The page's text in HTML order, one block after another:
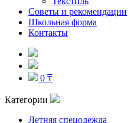
Советы и рекомендации
Школьная форма
Контакты
0 ₸
Категории
Летняя спецодежда